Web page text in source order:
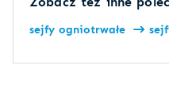
sejfy ogniotrwałe